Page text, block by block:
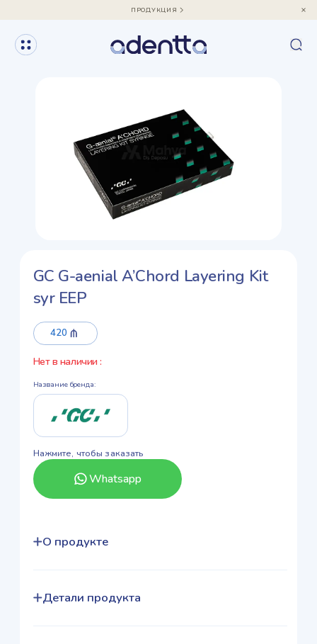
ПРОДУКЦИЯ
GC G-aenial A’Chord Layering Kit
syr EEP
420
Нет в наличии :
Название бренда:
Нажмите, чтобы заказать
Whatsapp
О продукте
Детали продукта